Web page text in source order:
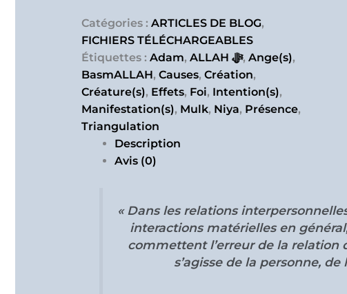
Catégories : ARTICLES DE BLOG,
FICHIERS TÉLÉCHARGEABLES
Étiquettes : Adam, ALLAH ﷻ, Ange(s),
BasmALLAH, Causes, Création,
Créature(s), Effets, Foi, Intention(s),
Manifestation(s), Mulk, Niya, Présence,
Triangulation
Description
Avis (0)
« Dans les relations
interactions matérielles en
commettent l’erreur de la relation
s’agisse de la personne, de